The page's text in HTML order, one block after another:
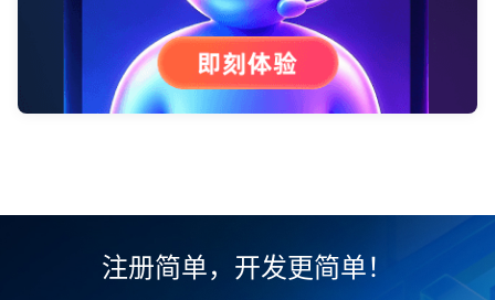
注册简单，开发更简单！